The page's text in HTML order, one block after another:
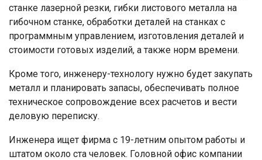
станке лазерной резки, гибки листового металла на
гибочном станке, обработки деталей на станках с
программным управлением, изготовления деталей и
стоимости готовых изделий, а также норм времени.
Кроме того, инженеру-технологу нужно будет закупать
металл и планировать запасы, обеспечивать полное
техническое сопровождение всех расчетов и вести
деловую переписку.
Инженера ищет фирма с 19-летним опытом работы и
штатом около ста человек. Головной офис компании